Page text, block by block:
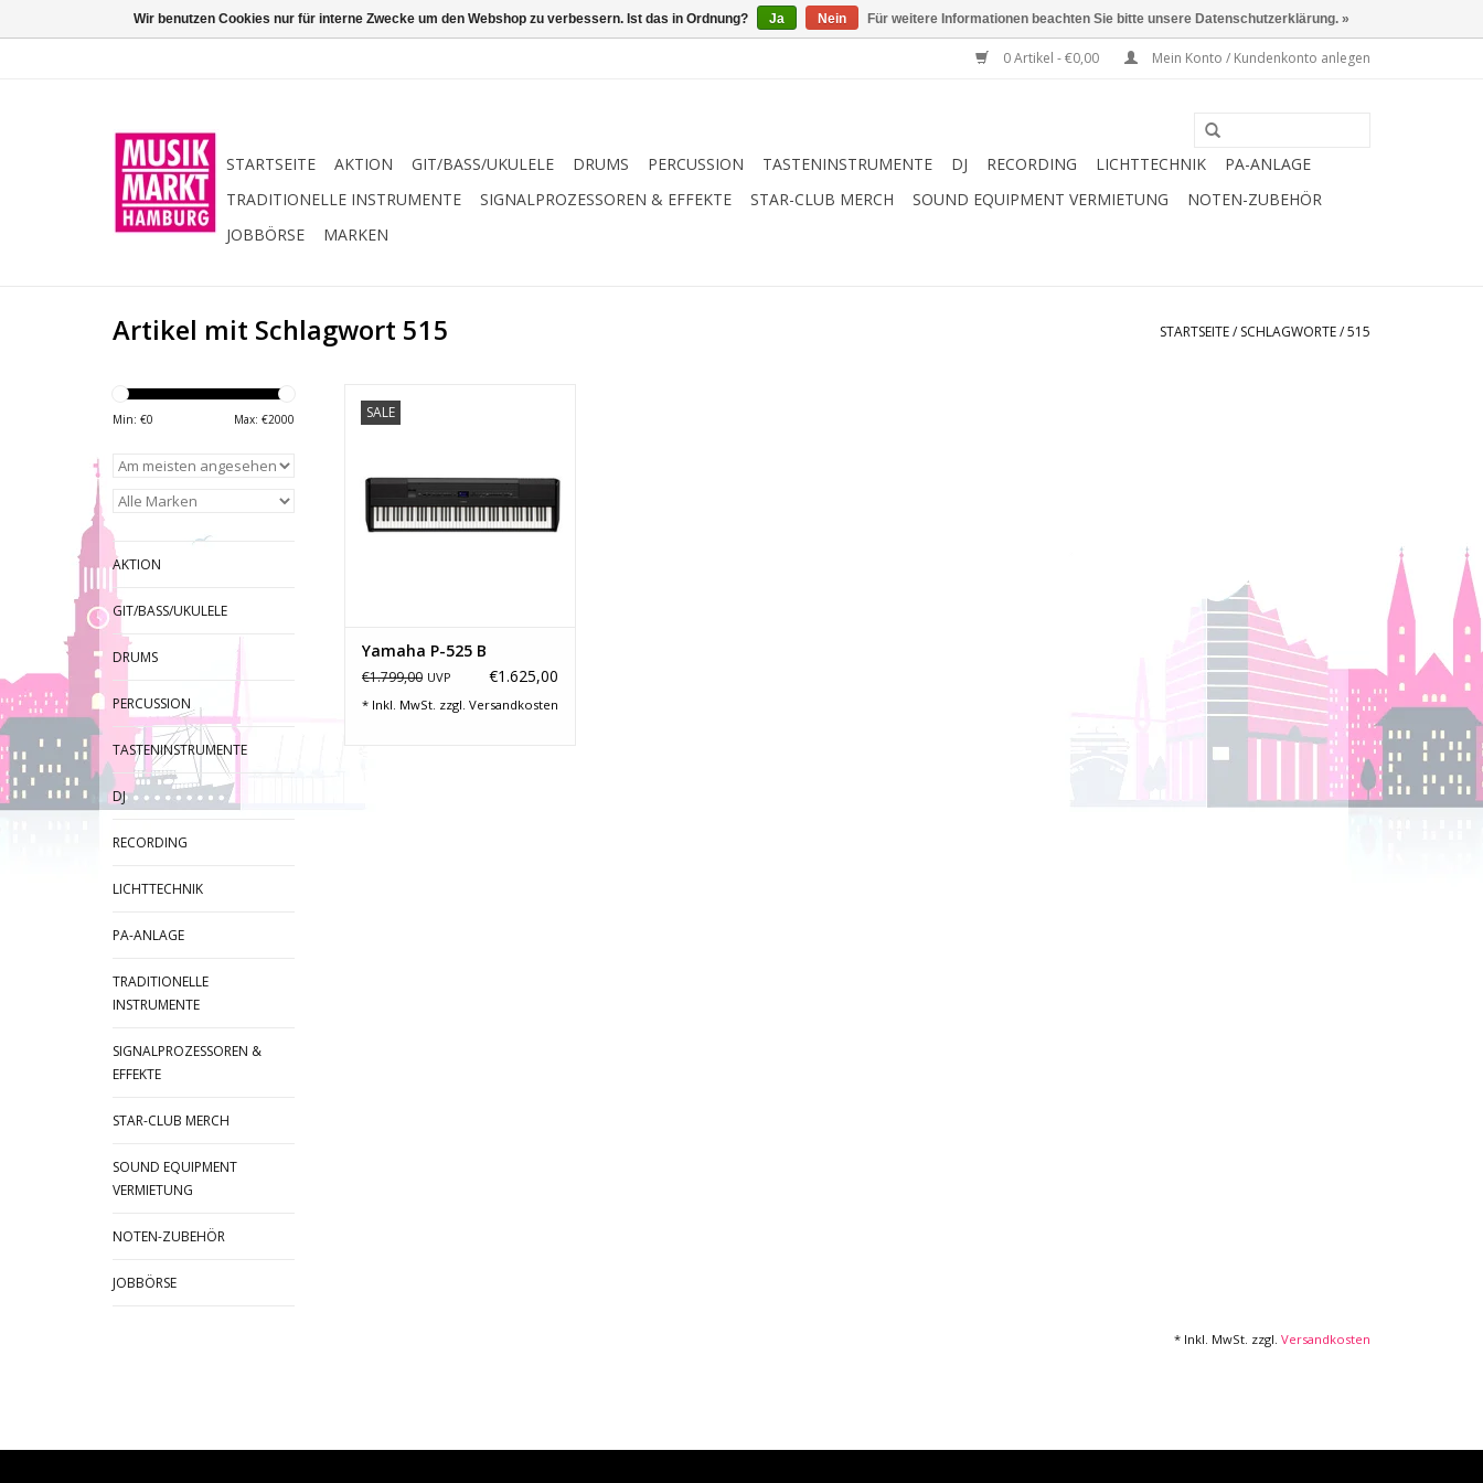
0 Artikel - €0,00 Mein Konto / Kundenkonto anlegen
STARTSEITE AKTION GIT/BASS/UKULELE DRUMS PERCUSSION TASTENINSTRUMENTE DJ RECORDING LICHTTECHNIK
PA-ANLAGE
TRADITIONELLE INSTRUMENTE
SIGNALPROZESSOREN & EFFEKTE STAR-CLUB MERCH SOUND EQUIPMENT VERMIETUNG
NOTEN-ZUBEHÖR
JOBBÖRSE
MARKEN
Artikel mit Schlagwort 515 STARTSEITE/ SCHLAGWORTE/515
Min: €0 Max: €2000
AKTION
GIT/BASS/UKULELE
DRUMS
PERCUSSION
TASTENINSTRUMENTE
DJ
RECORDING
LICHTTECHNIK
PA-ANLAGE
TRADITIONELLE
INSTRUMENTE
SIGNALPROZESSOREN &
EFFEKTE
STAR-CLUB MERCH
SOUND EQUIPMENT
VERMIETUNG
NOTEN-ZUBEHÖR
JOBBÖRSE
SALE
S)
Holztasten mit Druckpunkt und
Decklagen aus synthetischem
Duo
ZUM WARENKORB HINZUFÜGEN
Yamaha P-525 B
€1.799,00 UVP €1.625,00
* Inkl. MwSt. zzgl. Versandkosten
* Inkl. MwSt. zzgl. Versandkosten
Wir benutzen Cookies nur für interne Zwecke um den Webshop zu verbessern. Ist das in Ordnung? Ja Nein Für weitere Informationen beachten Sie bitte unsere Datenschutzerklärung. »